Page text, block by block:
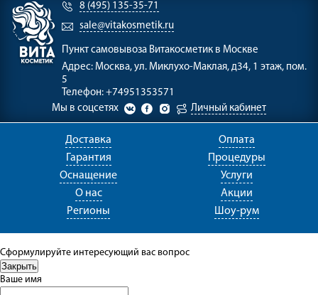
8 (495) 135-35-71
sale@vitakosmetik.ru
Пункт самовывоза Витакосметик в Москве
Адрес: Москва, ул. Миклухо-Маклая, д34, 1 этаж, пом.
5
Телефон: +74951353571
Мы в соцсетях
Личный кабинет
Доставка
Оплата
Гарантия
Процедуры
Оснащение
Услуги
О нас
Акции
Регионы
Шоу-рум
Сформулируйте интересующий вас вопрос
Ваше имя